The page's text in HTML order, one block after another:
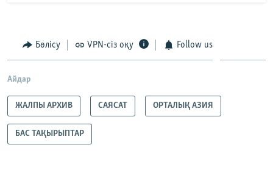
Бөлісу VPN-сіз оқу Follow us
Айдар
ЖАЛПЫ АРХИВ САЯСАТ ОРТАЛЫҚ АЗИЯ
БАС ТАҚЫРЫПТАР